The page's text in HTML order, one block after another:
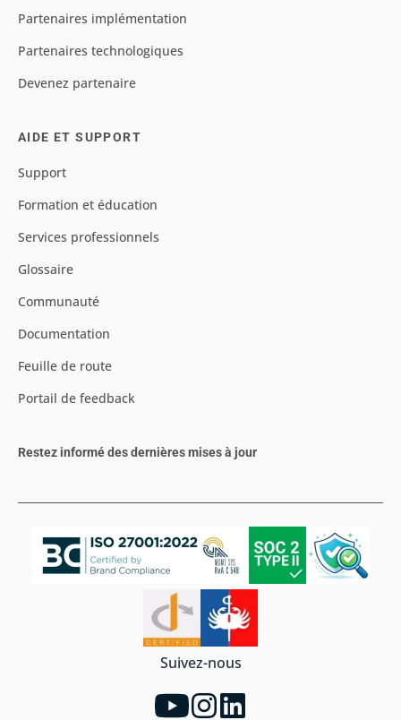
Partenaires implémentation
Partenaires technologiques
Devenez partenaire
AIDE ET SUPPORT
Support
Formation et éducation
Services professionnels
Glossaire
Communauté
Documentation
Feuille de route
Portail de feedback
Restez informé des dernières mises à jour
Suivez-nous